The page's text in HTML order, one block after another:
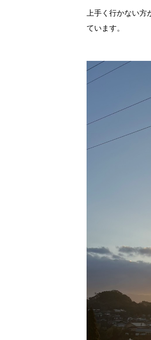
上手く行かない
ています。